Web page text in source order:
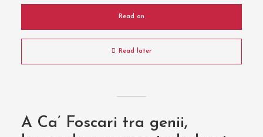
Read on
Read later
A Ca’ Foscari tra genii,